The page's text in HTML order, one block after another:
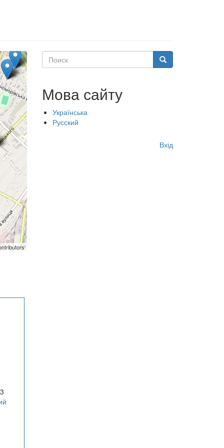
Поиск Поиск
Мова сайту
Українська
Русский
Вхід